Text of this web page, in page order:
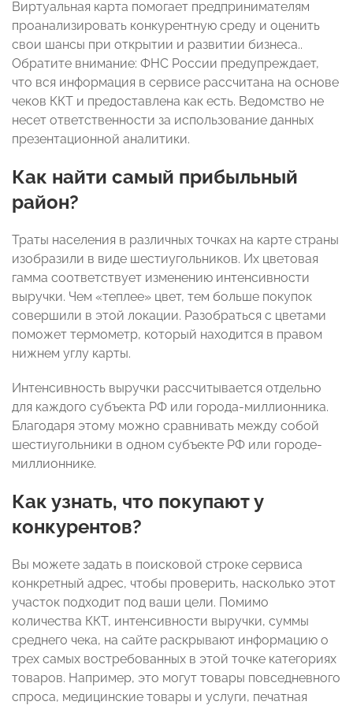
Виртуальная карта помогает предпринимателям
проанализировать конкурентную среду и оценить
свои шансы при открытии и развитии бизнеса..
Обратите внимание: ФНС России предупреждает,
что вся информация в сервисе рассчитана на основе
чеков ККТ и предоставлена как есть. Ведомство не
несет ответственности за использование данных
презентационной аналитики.
Как найти самый прибыльный
район?
Траты населения в различных точках на карте страны
изобразили в виде шестиугольников. Их цветовая
гамма соответствует изменению интенсивности
выручки. Чем «теплее» цвет, тем больше покупок
совершили в этой локации. Разобраться с цветами
поможет термометр, который находится в правом
нижнем углу карты.
Интенсивность выручки рассчитывается отдельно
для каждого субъекта РФ или города-миллионника.
Благодаря этому можно сравнивать между собой
шестиугольники в одном субъекте РФ или городе-
миллионнике.
Как узнать, что покупают у
конкурентов?
Вы можете задать в поисковой строке сервиса
конкретный адрес, чтобы проверить, насколько этот
участок подходит под ваши цели. Помимо
количества ККТ, интенсивности выручки, суммы
среднего чека, на сайте раскрывают информацию о
трех самых востребованных в этой точке категориях
товаров. Например, это могут товары повседневного
спроса, медицинские товары и услуги, печатная